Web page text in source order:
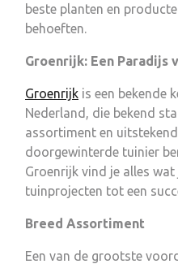
beste planten en
behoeften.
Groenrijk: Een Paradijs
Groenrijk is een bekende
Nederland, die bekend
assortiment en
doorgewinterde tuinier
Groenrijk vind je alles
tuinprojecten tot een
Breed Assortiment
Een van de grootste